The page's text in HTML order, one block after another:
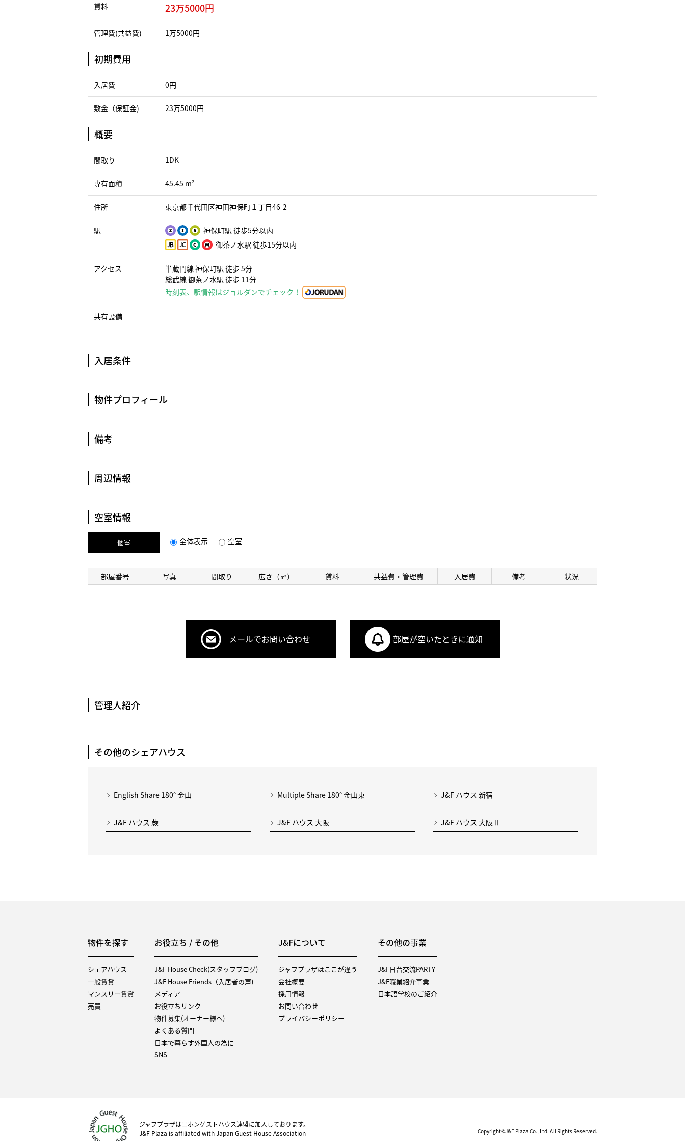
賃料 23万5000円
管理費(共益費) 1万5000円
初期費用
入居費 0円
敷金（保証金) 23万5000円
概要
間取り 1DK
専有面積 45.45 m²
住所 東京都千代田区神田神保町１丁目46-2
駅
神保町駅 徒歩5分以内
御茶ノ水駅 徒歩15分以内
アクセス
半蔵門線 神保町駅 徒歩 5分
総武線 御茶ノ水駅 徒歩 11分
時刻表、駅情報はジョルダンでチェック！
共有設備
入居条件
物件プロフィール
備考
周辺情報
空室情報
個室 全体表示 空室
部屋番号 写真 間取り 広さ（㎡） 賃料 共益費・管理費 入居費 備考 状況
メールでお問い合わせ 部屋が空いたときに通知
管理人紹介
その他のシェアハウス
English Share 180° 金山 Multiple Share 180° 金山東 J&F ハウス 新宿
J&F ハウス 蕨 J&F ハウス 大阪 J&F ハウス 大阪Ⅱ
物件を探す
シェアハウス
一般賃貸
マンスリー賃貸
売買
お役立ち / その他
J&F House Check(スタッフブログ)
J&F House Friends（入居者の声)
メディア
お役立ちリンク
物件募集(オーナー様へ)
よくある質問
日本で暮らす外国人の為に
SNS
J&Fについて
ジャフプラザはここが違う
会社概要
採用情報
お問い合わせ
プライバシーポリシー
その他の事業
J&F日台交流PARTY
J&F職業紹介事業
日本語学校のご紹介
ジャフプラザはニホンゲストハウス連盟に加入しております。
J&F Plaza is affiliated with Japan Guest House Association
Copyright©J&F Plaza Co., Ltd. All Rights Reserved.